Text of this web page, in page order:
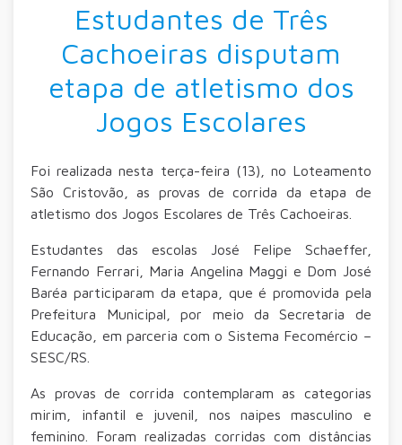
Estudantes de Três
Cachoeiras disputam
etapa de atletismo dos
Jogos Escolares
Foi realizada nesta terça-feira (13), no Loteamento
São Cristovão, as provas de corrida da etapa de
atletismo dos Jogos Escolares de Três Cachoeiras.
Estudantes das escolas José Felipe Schaeffer,
Fernando Ferrari, Maria Angelina Maggi e Dom José
Baréa participaram da etapa, que é promovida pela
Prefeitura Municipal, por meio da Secretaria de
Educação, em parceria com o Sistema Fecomércio –
SESC/RS.
As provas de corrida contemplaram as categorias
mirim, infantil e juvenil, nos naipes masculino e
feminino. Foram realizadas corridas com distâncias